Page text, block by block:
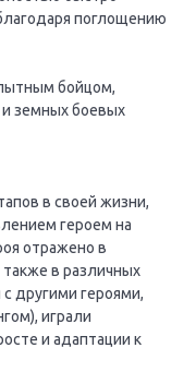
поглощению
бойцом,
земных боевых
в своей жизни,
героем на
отражено в
в различных
другими героями,
играли
и адаптации к